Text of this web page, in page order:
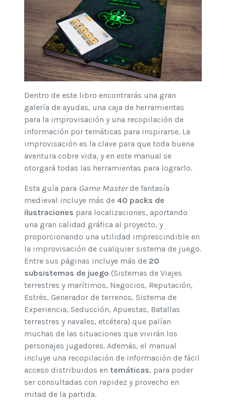
Dentro de este libro encontrarás una gran
galería de ayudas, una caja de herramientas
para la improvisación y una recopilación de
información por temáticas para inspirarse. La
improvisación es la clave para que toda buena
aventura cobre vida, y en este manual se
otorgará todas las herramientas para lograrlo.
Esta guía para Game Masterde fantasía
medieval incluye más de 40 packs de
ilustraciones para localizaciones, aportando
una gran calidad gráfica al proyecto, y
proporcionando una utilidad imprescindible en
la improvisación de cualquier sistema de juego.
Entre sus páginas incluye más de 20
subsistemas de juego (Sistemas de Viajes
terrestres y marítimos, Negocios, Reputación,
Estrés, Generador de terrenos, Sistema de
Experiencia, Seducción, Apuestas, Batallas
terrestres y navales, etcétera) que palían
muchas de las situaciones que vivirán los
personajes jugadores. Además, el manual
incluye una recopilación de información de fácil
acceso distribuidos en temáticas, para poder
ser consultadas con rapidez y provecho en
mitad de la partida.